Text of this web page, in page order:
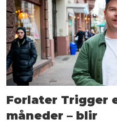
Forlater Trigger
måneder – blir